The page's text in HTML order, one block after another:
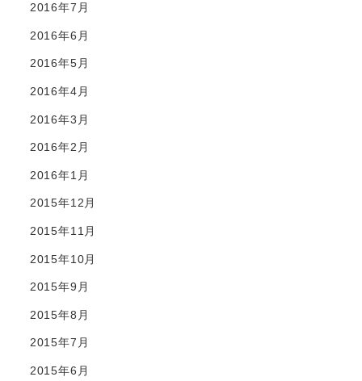
2016年7月
2016年6月
2016年5月
2016年4月
2016年3月
2016年2月
2016年1月
2015年12月
2015年11月
2015年10月
2015年9月
2015年8月
2015年7月
2015年6月